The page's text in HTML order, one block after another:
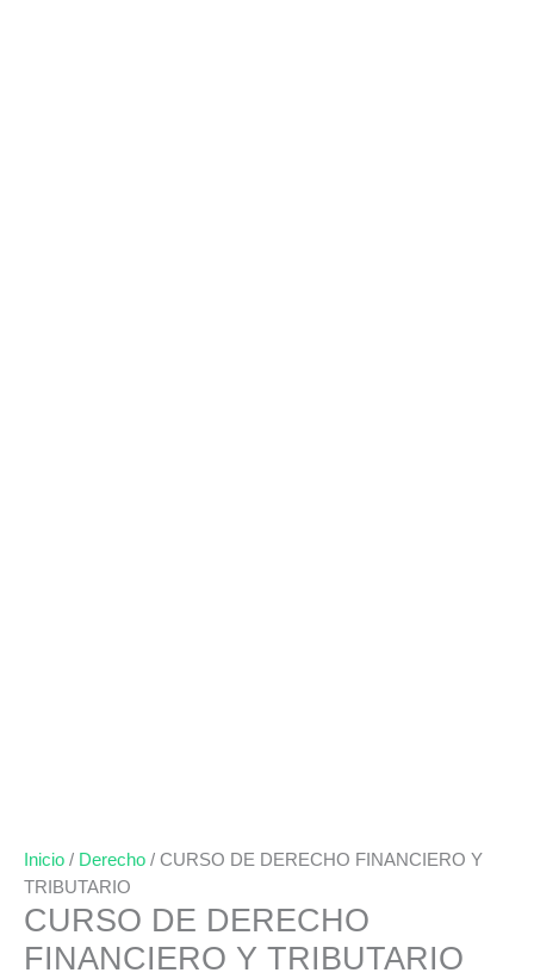
Inicio / Derecho / CURSO DE DERECHO FINANCIERO Y
TRIBUTARIO
CURSO DE DERECHO
FINANCIERO Y TRIBUTARIO